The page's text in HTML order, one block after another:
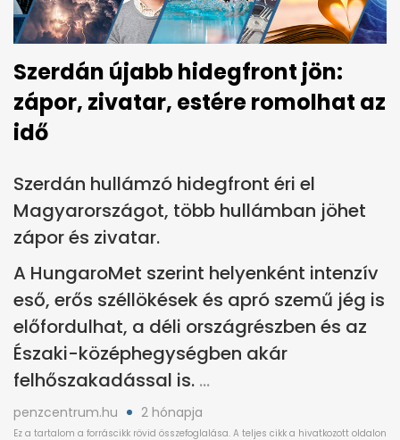
Szerdán újabb hidegfront jön:
zápor, zivatar, estére romolhat az
idő
Szerdán hullámzó hidegfront éri el
Magyarországot, több hullámban jöhet
zápor és zivatar.
A HungaroMet szerint helyenként intenzív
eső, erős széllökések és apró szemű jég is
előfordulhat, a déli országrészben és az
Északi-középhegységben akár
felhőszakadással is.
penzcentrum.hu 2 hónapja